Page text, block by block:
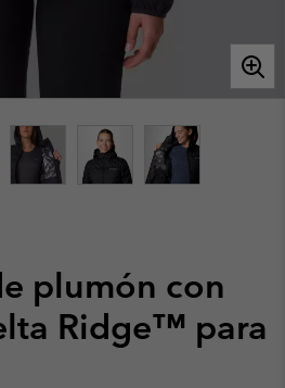
plumón con
Ridge™ para